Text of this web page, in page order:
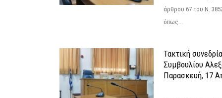
άρθρου 67 του Ν.
όπως...
Τακτική
Συμβουλίου
Παρασκευή, 17